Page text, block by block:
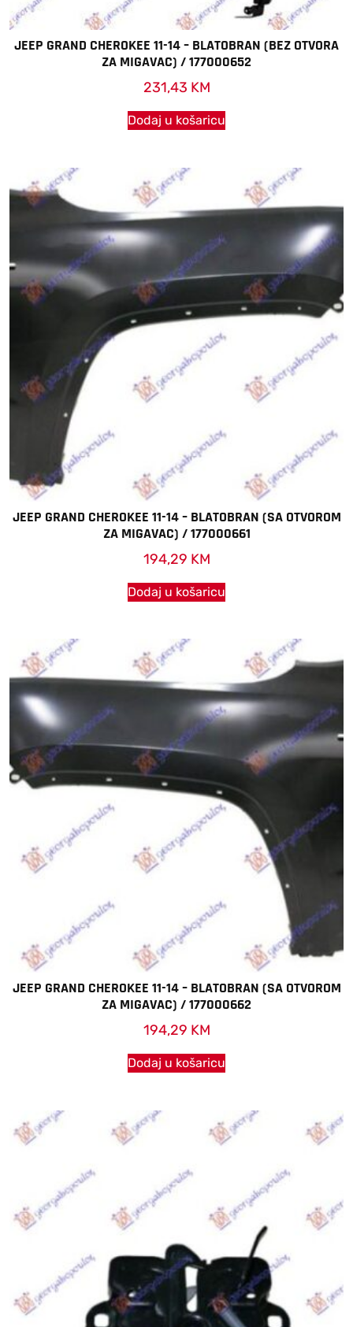
JEEP GRAND CHEROKEE 11-14 – BLATOBRAN (BEZ OTVORA
ZA MIGAVAC) / 177000652
231,43 KM
Dodaj u košaricu
JEEP GRAND CHEROKEE 11-14 – BLATOBRAN (SA OTVOROM
ZA MIGAVAC) / 177000661
194,29 KM
Dodaj u košaricu
JEEP GRAND CHEROKEE 11-14 – BLATOBRAN (SA OTVOROM
ZA MIGAVAC) / 177000662
194,29 KM
Dodaj u košaricu